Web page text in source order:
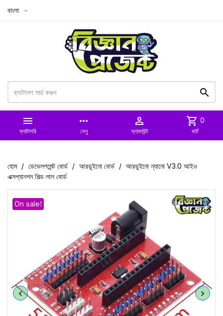
বাংলা 


ক্যাটাগরি
more_horiz
মেনু

অ্যাকাউন্ট
shopping_cart 0
কার্ট
হোম ডেভেলপমেন্ট বোর্ড আরডুইনো বোর্ড
আরডুইনো ন্যানো V3.0 আইও
এক্সপ্যানশন শিল্ড লাল বোর্ড
On sale!